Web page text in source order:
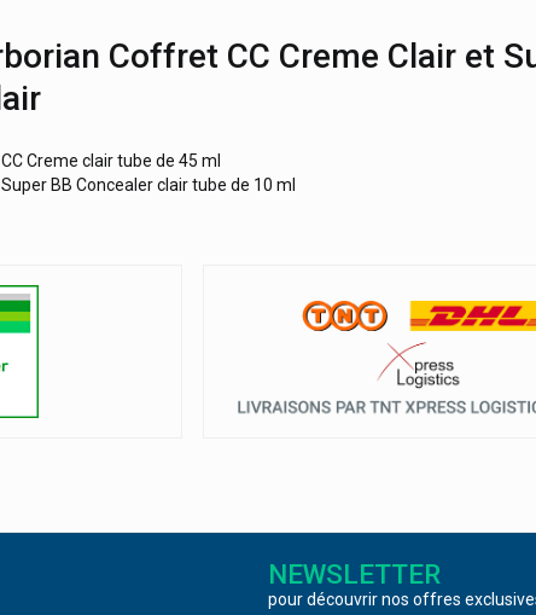
Coffret CC Creme Clair et
CC Creme clair tube de 45 ml
Super BB Concealer clair tube de 10 ml
NEWSLETTER
pour découvrir nos offres